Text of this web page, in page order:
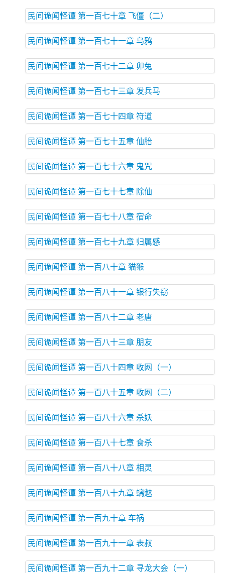
民间诡闻怪谭 第一百七十章 飞僵（二）
民间诡闻怪谭 第一百七十一章 乌鸦
民间诡闻怪谭 第一百七十二章 卯兔
民间诡闻怪谭 第一百七十三章 发兵马
民间诡闻怪谭 第一百七十四章 符道
民间诡闻怪谭 第一百七十五章 仙胎
民间诡闻怪谭 第一百七十六章 鬼咒
民间诡闻怪谭 第一百七十七章 除仙
民间诡闻怪谭 第一百七十八章 宿命
民间诡闻怪谭 第一百七十九章 归属感
民间诡闻怪谭 第一百八十章 猫猴
民间诡闻怪谭 第一百八十一章 银行失窃
民间诡闻怪谭 第一百八十二章 老唐
民间诡闻怪谭 第一百八十三章 朋友
民间诡闻怪谭 第一百八十四章 收网（一）
民间诡闻怪谭 第一百八十五章 收网（二）
民间诡闻怪谭 第一百八十六章 杀妖
民间诡闻怪谭 第一百八十七章 食杀
民间诡闻怪谭 第一百八十八章 相灵
民间诡闻怪谭 第一百八十九章 螭魅
民间诡闻怪谭 第一百九十章 车祸
民间诡闻怪谭 第一百九十一章 表叔
民间诡闻怪谭 第一百九十二章 寻龙大会（一）